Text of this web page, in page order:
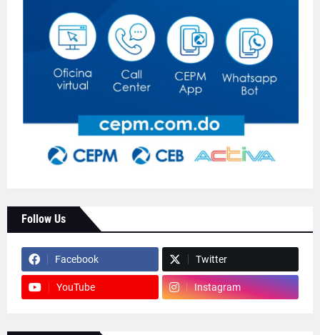
Follow Us
Facebook Twitter
YouTube Instagram